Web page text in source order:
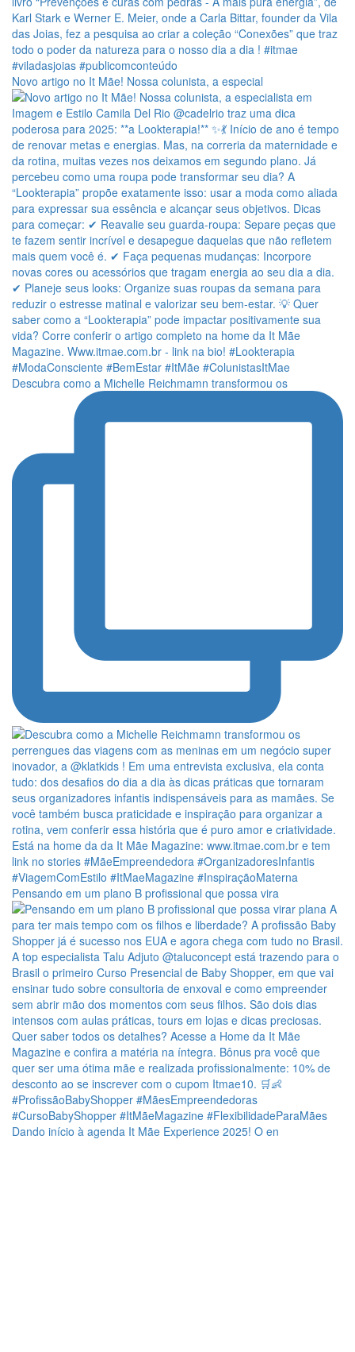
Novo artigo no It Mãe! Nossa colunista, a especial
Descubra como a Michelle Reichmamn transformou os
Pensando em um plano B profissional que possa vira
Dando início à agenda It Mãe Experience 2025! O en